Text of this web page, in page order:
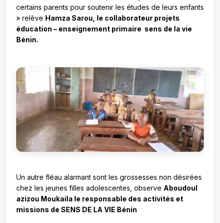
certains parents pour soutenir les études de leurs enfants
» relève Hamza Sarou, le collaborateur projets
éducation – enseignement primaire sens de la vie
Bénin.
Un autre fléau alarmant sont les grossesses non désirées
chez les jeunes filles adolescentes, observe Aboudoul
azizou Moukaila le responsable des activités et
missions de SENS DE LA VIE Bénin